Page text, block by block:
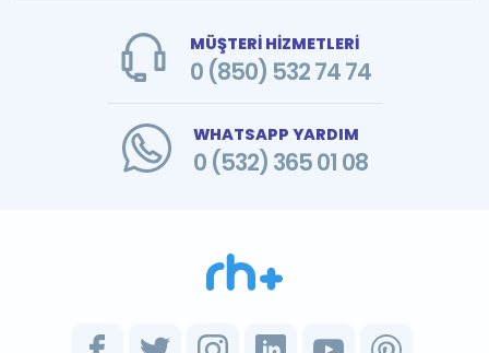
MÜŞTERİ HİZMETLERİ
0 (850) 532 74 74
WHATSAPP YARDIM
0 (532) 365 01 08